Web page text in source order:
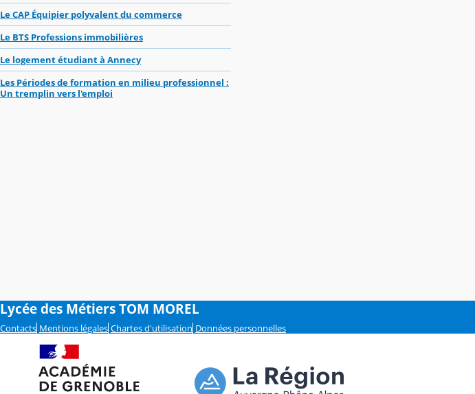
Le CAP Équipier polyvalent du commerce
Le BTS Professions immobilières
Le logement étudiant à Annecy
Les Périodes de formation en milieu professionnel :
Un tremplin vers l'emploi
Lycée des Métiers TOM MOREL
Contacts Mentions légales Chartes d'utilisation Données personnelles